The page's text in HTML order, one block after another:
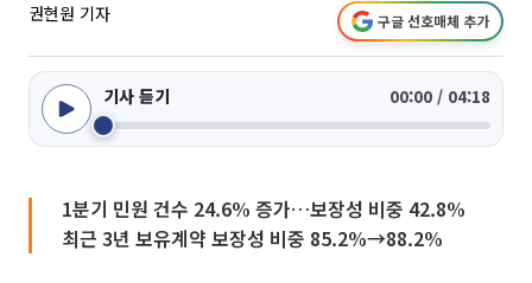
권현원 기자 구글 선호매체 추가
기사 듣기 00:00 / 04:18
1분기 민원 건수 24.6% 증가…보장성 비중 42.8%
최근 3년 보유계약 보장성 비중 85.2%→88.2%